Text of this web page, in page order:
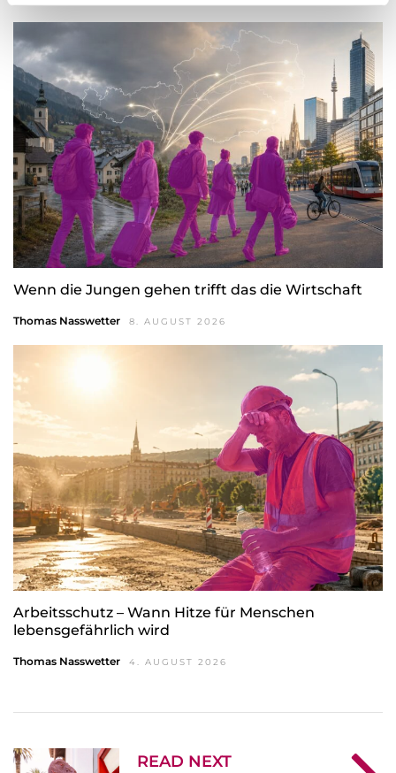
Wenn die Jungen gehen trifft das die Wirtschaft
Thomas Nasswetter 8. AUGUST 2026
Arbeitsschutz – Wann Hitze für Menschen
lebensgefährlich wird
Thomas Nasswetter 4. AUGUST 2026
READ NEXT